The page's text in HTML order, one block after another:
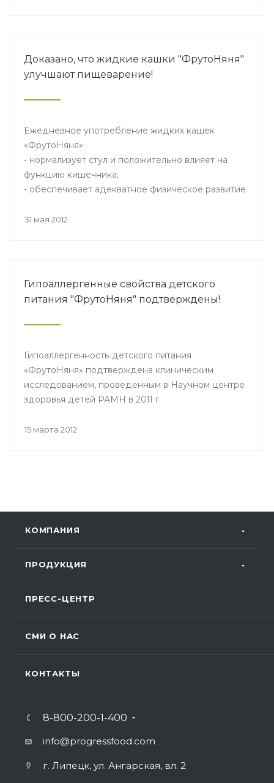
Доказано, что жидкие кашки "ФрутоНяня"
улучшают пищеварение!
Ежедневное употребление жидких кашек
«ФрутоНяня»:
- нормализует стул и положительно влияет на
функцию кишечника;
- обеспечивает адекватное физическое развитие
31 мая 2012
Гипоаллергенные свойства детского
питания "ФрутоНяня" подтверждены!
Гипоаллергенность детского питания
«ФрутоНяня» подтверждена клиническим
исследованием, проведенным в Научном центре
здоровья детей РАМН в 2011 г.
15 марта 2012
КОМПАНИЯ
ПРОДУКЦИЯ
ПРЕСС-ЦЕНТР
СМИ О НАС
КОНТАКТЫ
8-800-200-1-400
info@progressfood.com
г. Липецк, ул. Ангарская, вл. 2